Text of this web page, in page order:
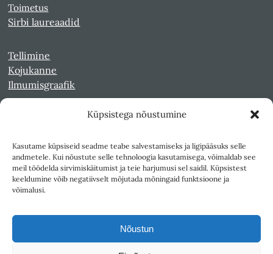
Küpsistega nõustumine
Kasutame küpsiseid seadme teabe salvestamiseks ja ligipääsuks selle
andmetele. Kui nõustute selle tehnoloogia kasutamisega, võimaldab see
meil töödelda sirvimiskäitumist ja teie harjumusi sel saidil. Küpsistest
keeldumine võib negatiivselt mõjutada mõningaid funktsioone ja
võimalusi.
Nõustun
Toimetus
Sirbi laureaadid
Tellimine
Kojukanne
Ilmumisgraafik
Kultuurileht 1994-1997
Reede 1989-1990
Sirp ja Vasar 1940-1989
Teksti- ja andmekaeve